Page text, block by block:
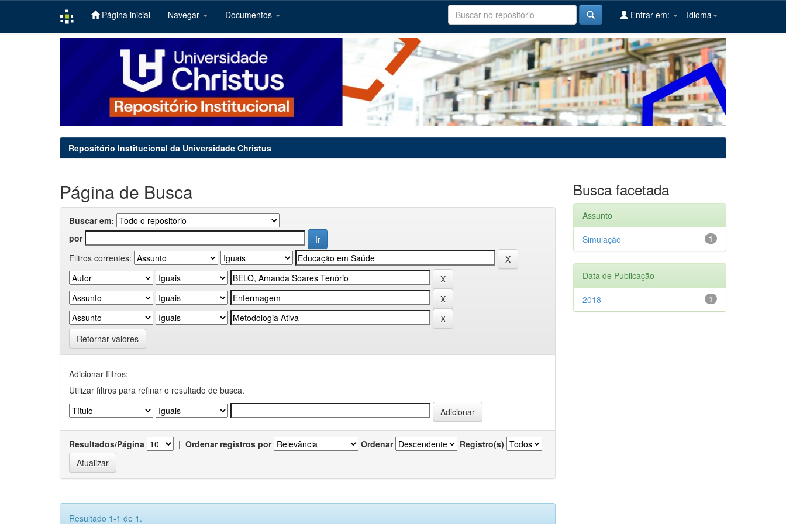
Página inicial Navegar Documentos Idioma
Entrar em:
Repositório Institucional da Universidade Christus
Página de Busca
Buscar em:
por
Filtros correntes:
Retornar valores
Adicionar filtros:
Utilizar filtros para refinar o resultado de busca.
Resultados/Página | Ordenar registros por Ordenar Registro(s)
Resultado 1-1 de 1.
Busca facetada
Assunto
1
Simulação
Data de Publicação
1
2018